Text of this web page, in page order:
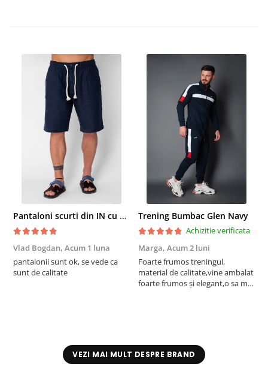
Pantaloni scurti din IN cu nasture si snur Navy
Vlad Bogdan, Acum 1 luna
pantalonii sunt ok, se vede ca
sunt de calitate
Trening Bumbac Glen Navy
Achizitie verificata
Marga, Acum 2 luni
Foarte frumos treningul,
material de calitate,vine ambalat
foarte frumos și elegant,o sa mai
VEZI MAI MULT DESPRE BRAND